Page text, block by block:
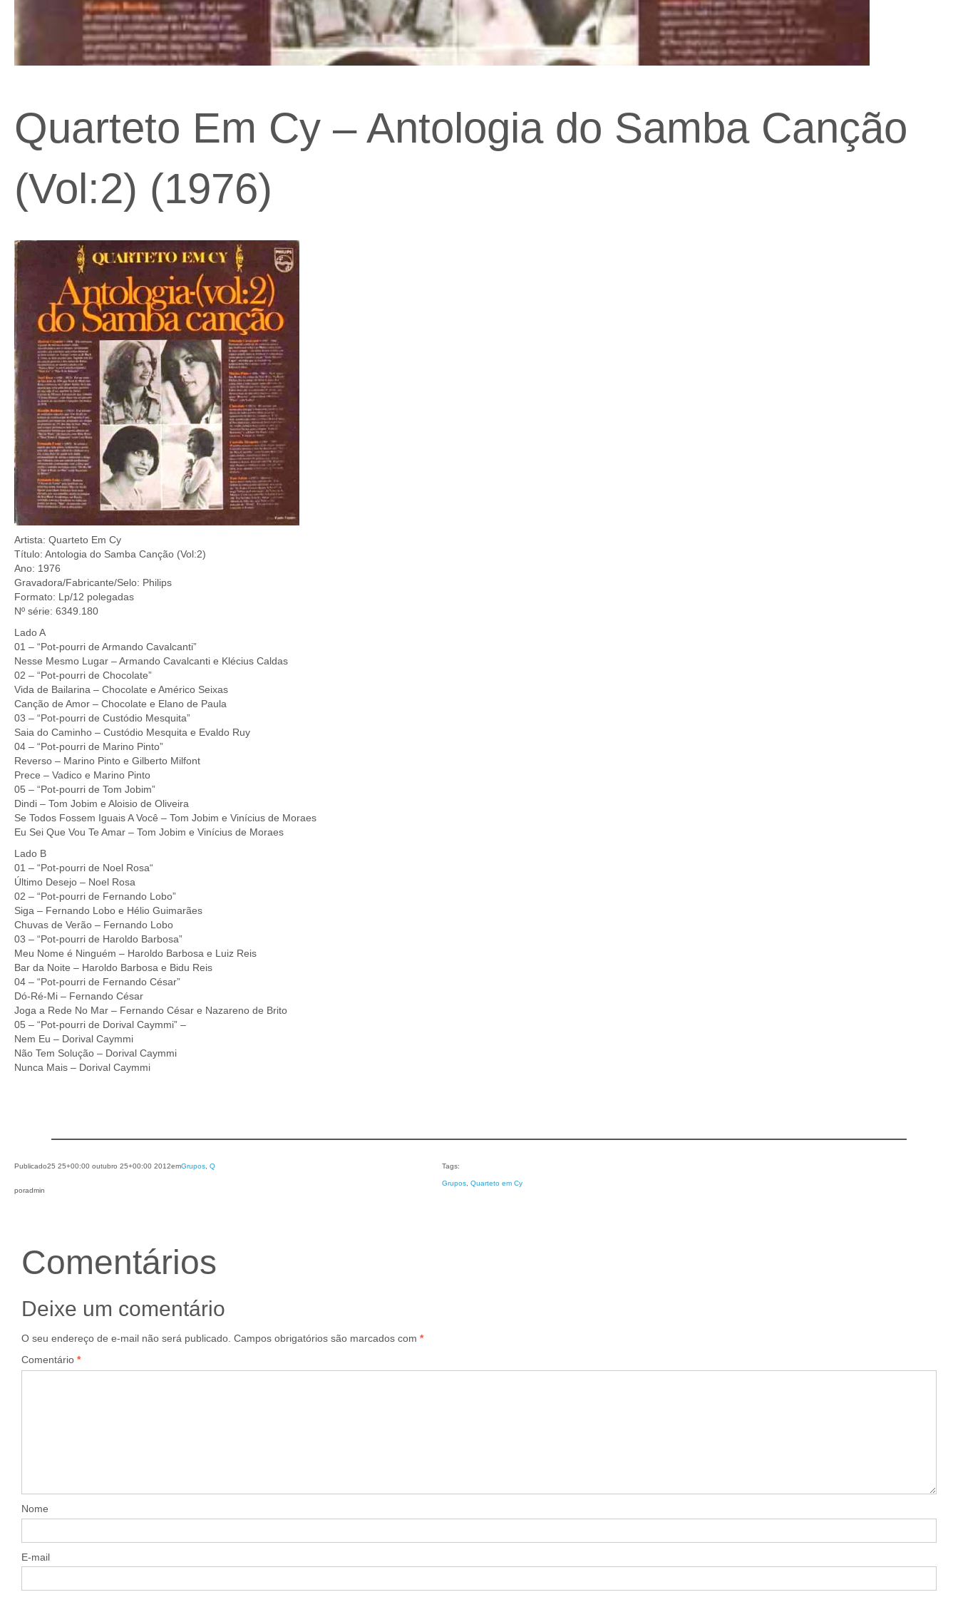
Quarteto Em Cy – Antologia do Samba Canção
(Vol:2) (1976)
Artista: Quarteto Em Cy
Título: Antologia do Samba Canção (Vol:2)
Ano: 1976
Gravadora/Fabricante/Selo: Philips
Formato: Lp/12 polegadas
Nº série: 6349.180
Lado A
01 – “Pot-pourri de Armando Cavalcanti”
Nesse Mesmo Lugar – Armando Cavalcanti e Klécius Caldas
02 – “Pot-pourri de Chocolate”
Vida de Bailarina – Chocolate e Américo Seixas
Canção de Amor – Chocolate e Elano de Paula
03 – “Pot-pourri de Custódio Mesquita”
Saia do Caminho – Custódio Mesquita e Evaldo Ruy
04 – “Pot-pourri de Marino Pinto”
Reverso – Marino Pinto e Gilberto Milfont
Prece – Vadico e Marino Pinto
05 – “Pot-pourri de Tom Jobim”
Dindi – Tom Jobim e Aloisio de Oliveira
Se Todos Fossem Iguais A Você – Tom Jobim e Vinícius de Moraes
Eu Sei Que Vou Te Amar – Tom Jobim e Vinícius de Moraes
Lado B
01 – “Pot-pourri de Noel Rosa“
Último Desejo – Noel Rosa
02 – “Pot-pourri de Fernando Lobo”
Siga – Fernando Lobo e Hélio Guimarães
Chuvas de Verão – Fernando Lobo
03 – “Pot-pourri de Haroldo Barbosa”
Meu Nome é Ninguém – Haroldo Barbosa e Luiz Reis
Bar da Noite – Haroldo Barbosa e Bidu Reis
04 – “Pot-pourri de Fernando César”
Dó-Ré-Mi – Fernando César
Joga a Rede No Mar – Fernando César e Nazareno de Brito
05 – “Pot-pourri de Dorival Caymmi” –
Nem Eu – Dorival Caymmi
Não Tem Solução – Dorival Caymmi
Nunca Mais – Dorival Caymmi
Publicado25 25+00:00 outubro 25+00:00 2012emGrupos Q
poradmin
Tags:
Grupos Quarteto em Cy
Comentários
Deixe um comentário
O seu endereço de e-mail não será publicado. Campos obrigatórios são marcados com *
Comentário *
Nome
E-mail